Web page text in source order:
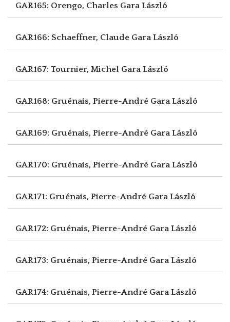
GAR165: Orengo, Charles Gara László
GAR166: Schaeffner, Claude Gara László
GAR167: Tournier, Michel Gara László
GAR168: Gruénais, Pierre-André Gara László
GAR169: Gruénais, Pierre-André Gara László
GAR170: Gruénais, Pierre-André Gara László
GAR171: Gruénais, Pierre-André Gara László
GAR172: Gruénais, Pierre-André Gara László
GAR173: Gruénais, Pierre-André Gara László
GAR174: Gruénais, Pierre-André Gara László